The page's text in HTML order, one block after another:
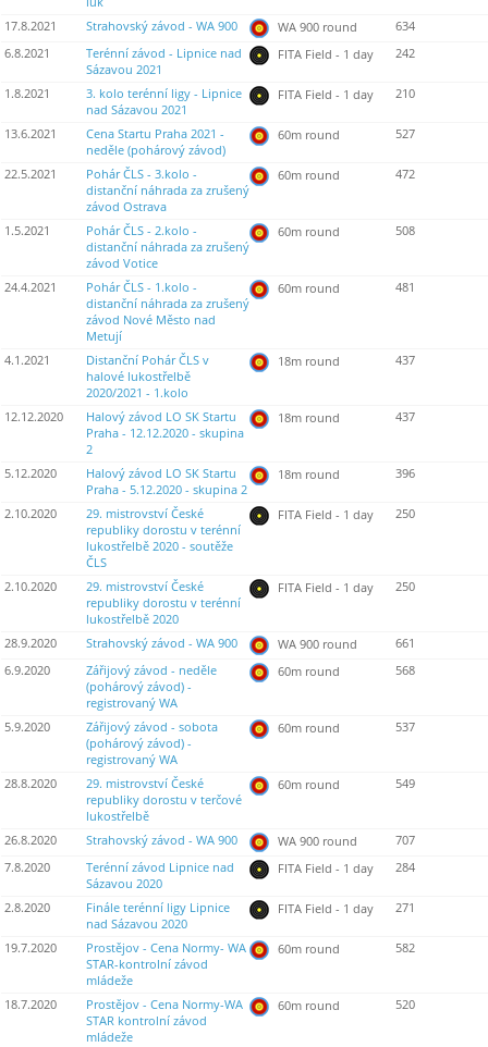
17.8.2021
Strahovský závod - WA 900 WA 900 round
634
6.8.2021
Terénní závod - Lipnice nad
Sázavou 2021
FITA Field - 1 day 242
1.8.2021
3. kolo terénní ligy - Lipnice
nad Sázavou 2021
FITA Field - 1 day 210
13.6.2021
Cena Startu Praha 2021 -
neděle (pohárový závod)
60m round 527
22.5.2021
Pohár ČLS - 3.kolo -
distanční náhrada za zrušený
závod Ostrava
60m round 472
1.5.2021
Pohár ČLS - 2.kolo -
distanční náhrada za zrušený
závod Votice
60m round 508
24.4.2021
Pohár ČLS - 1.kolo -
distanční náhrada za zrušený
závod Nové Město nad
Metují
60m round 481
4.1.2021
Distanční Pohár ČLS v
halové lukostřelbě
2020/2021 - 1.kolo
18m round 437
12.12.2020
Halový závod LO SK Startu
Praha - 12.12.2020 - skupina
2
18m round 437
5.12.2020
Halový závod LO SK Startu
Praha - 5.12.2020 - skupina 2
18m round 396
2.10.2020
29. mistrovství České
republiky dorostu v terénní
lukostřelbě 2020 - soutěže
ČLS
FITA Field - 1 day 250
2.10.2020
29. mistrovství České
republiky dorostu v terénní
lukostřelbě 2020
FITA Field - 1 day 250
28.9.2020 Strahovský závod - WA 900 WA 900 round
661
6.9.2020
Zářijový závod - neděle
(pohárový závod) -
registrovaný WA
60m round 568
5.9.2020
Zářijový závod - sobota
(pohárový závod) -
registrovaný WA
60m round 537
28.8.2020
29. mistrovství České
republiky dorostu v terčové
lukostřelbě
60m round 549
26.8.2020 Strahovský závod - WA 900 WA 900 round
707
7.8.2020
Terénní závod Lipnice nad
Sázavou 2020
FITA Field - 1 day 284
2.8.2020
Finále terénní ligy Lipnice
nad Sázavou 2020
FITA Field - 1 day 271
19.7.2020
Prostějov - Cena Normy- WA
STAR-kontrolní závod
mládeže
60m round 582
18.7.2020
Prostějov - Cena Normy-WA
STAR kontrolní závod
mládeže
60m round 520